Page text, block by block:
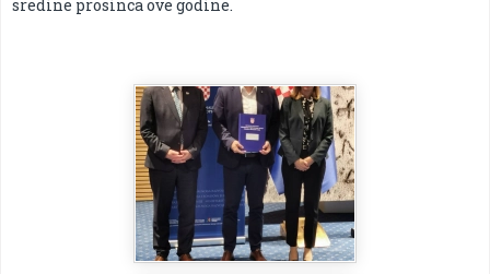
sredine prosinca ove godine.